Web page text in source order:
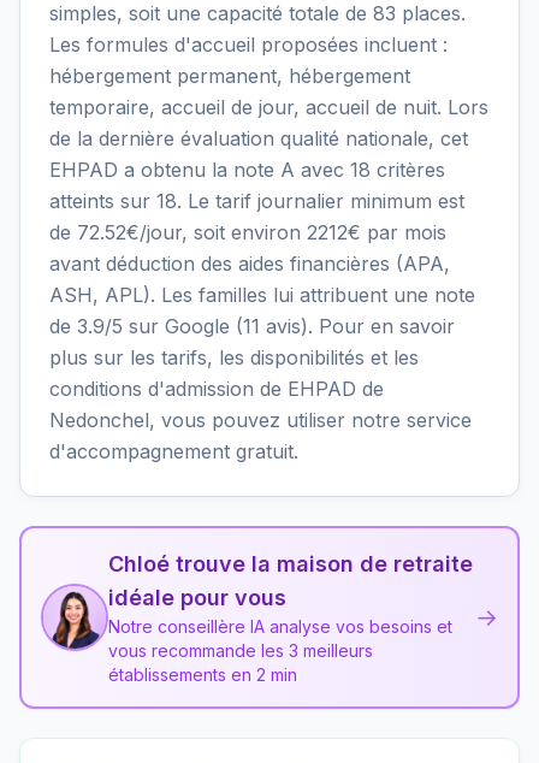
simples, soit une capacité totale de 83 places.
Les formules d'accueil proposées incluent :
hébergement permanent, hébergement
temporaire, accueil de jour, accueil de nuit. Lors
de la dernière évaluation qualité nationale, cet
EHPAD a obtenu la note A avec 18 critères
atteints sur 18. Le tarif journalier minimum est
de 72.52€/jour, soit environ 2212€ par mois
avant déduction des aides financières (APA,
ASH, APL). Les familles lui attribuent une note
de 3.9/5 sur Google (11 avis). Pour en savoir
plus sur les tarifs, les disponibilités et les
conditions d'admission de EHPAD de
Nedonchel, vous pouvez utiliser notre service
d'accompagnement gratuit.
Chloé trouve la maison de retraite
idéale pour vous
Notre conseillère IA analyse vos besoins et
vous recommande les 3 meilleurs
établissements en 2 min
→